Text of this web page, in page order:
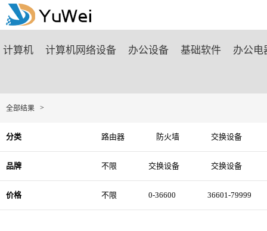
商城首页
计算机 计算机网络设备 办公设备 基础软件 办公电
全部结果 >
分类 路由器 防火墙 交换设备
品牌 不限 交换设备 交换设备
价格 不限 0-36600 36601-79999